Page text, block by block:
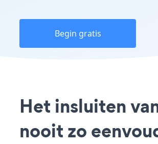
Begin gratis
Het insluiten
nooit zo